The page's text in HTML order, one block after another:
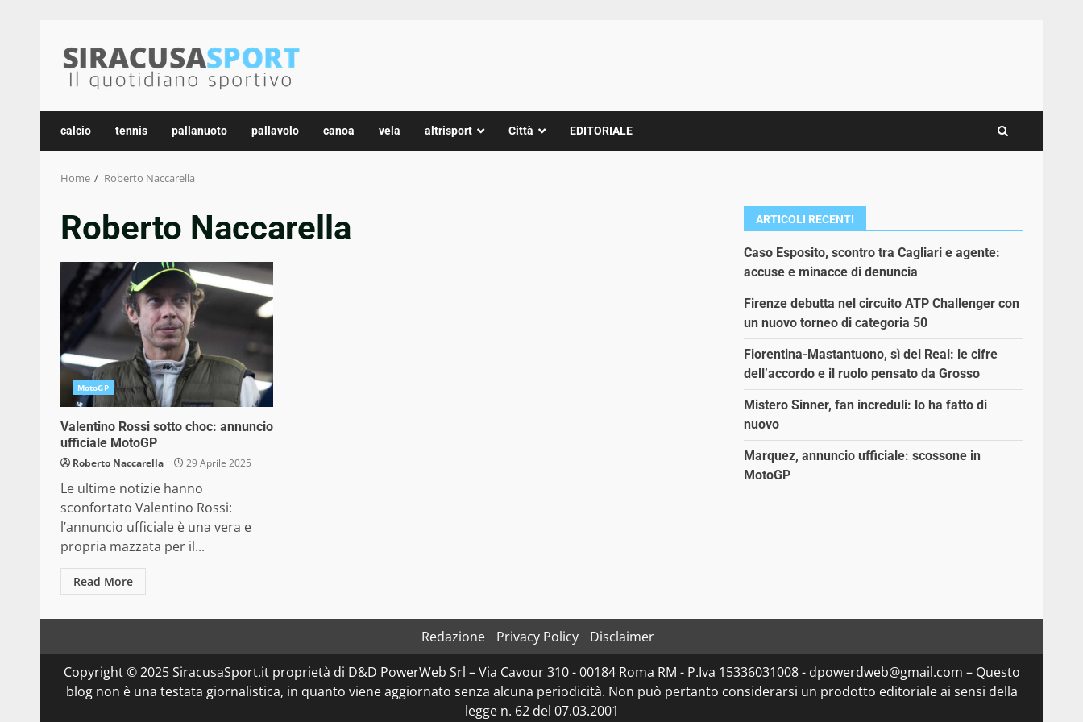
content
calcio tennis pallanuoto pallavolo canoa vela altrisport Città EDITORIALE
Home Roberto Naccarella
Roberto Naccarella
MotoGP
Valentino Rossi sotto choc: annuncio
ufficiale MotoGP
Roberto Naccarella 29 Aprile 2025
Le ultime notizie hanno
sconfortato Valentino Rossi:
l’annuncio ufficiale è una vera e
propria mazzata per il...
Read More
ARTICOLI RECENTI
Caso Esposito, scontro tra Cagliari e agente:
accuse e minacce di denuncia
Firenze debutta nel circuito ATP Challenger con
un nuovo torneo di categoria 50
Fiorentina-Mastantuono, sì del Real: le cifre
dell’accordo e il ruolo pensato da Grosso
Mistero Sinner, fan increduli: lo ha fatto di
nuovo
Marquez, annuncio ufficiale: scossone in
MotoGP
Redazione Privacy Policy
Disclaimer
Copyright © 2025 SiracusaSport.it proprietà di D&D PowerWeb Srl – Via Cavour 310 - 00184 Roma RM - P.Iva 15336031008 - dpowerdweb@gmail.com – Questo
blog non è una testata giornalistica, in quanto viene aggiornato senza alcuna periodicità. Non può pertanto considerarsi un prodotto editoriale ai sensi della
legge n. 62 del 07.03.2001